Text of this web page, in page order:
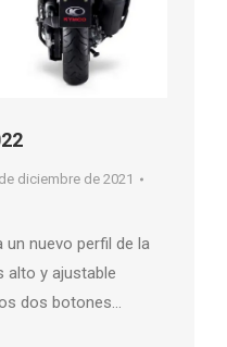
diciembre de 2021
un nuevo perfil de la
alto y ajustable
dos botones…